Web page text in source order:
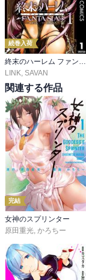
続巻入荷
終末のハーレム ファンタジア セミカラー版
LINK, SAVAN
関連する作品
完結
女神のスプリンター
原田重光 かろちー